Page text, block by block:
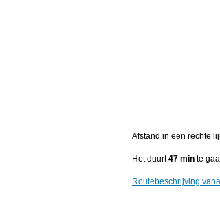
Afstand in een rechte
Het duurt47 min te
Routebeschrijving